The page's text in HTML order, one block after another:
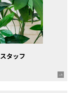
タッフ